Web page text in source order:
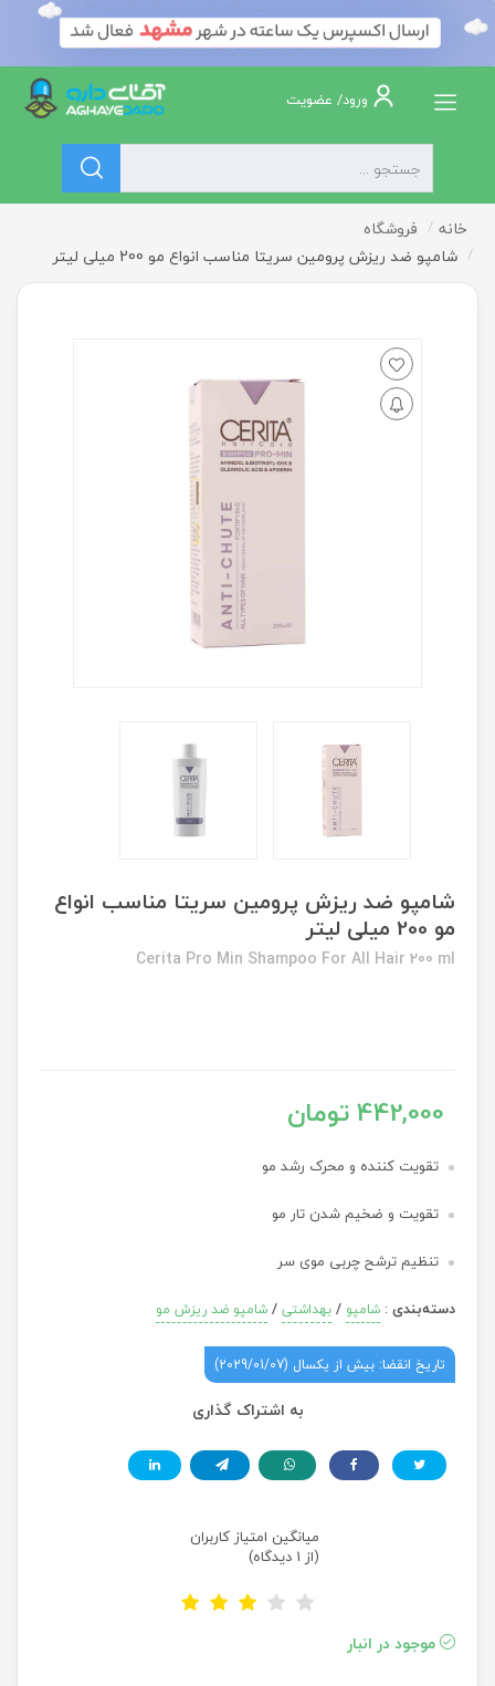
ورود/ عضویت
خانه
فروشگاه
شامپو ضد ریزش پرومین سریتا مناسب انواع مو 200 میلی لیتر
شامپو ضد ریزش پرومین سریتا مناسب انواع
مو 200 میلی لیتر
Cerita Pro Min Shampoo For All Hair 200 ml
442,000 تومان
تقویت کننده و محرک رشد مو
تقویت و ضخیم شدن تار مو
تنظیم ترشح چربی موی سر
دسته‌بندی: شامپو /بهداشتی/شامپو ضد ریزش مو
تاریخ انقضا: بیش از یکسال (2029/01/07)
به اشتراک گذاری
میانگین امتیاز کاربران
(از 1 دیدگاه)
موجود در انبار